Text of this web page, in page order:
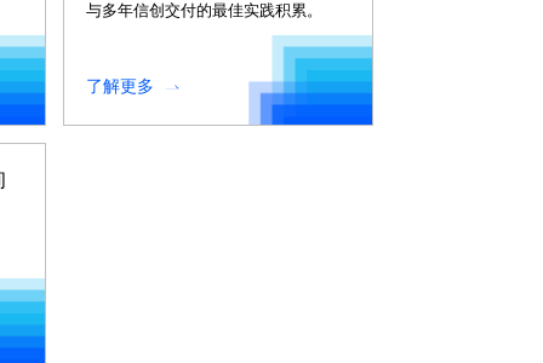
与多年信创交付的最佳实践积累。
了解更多